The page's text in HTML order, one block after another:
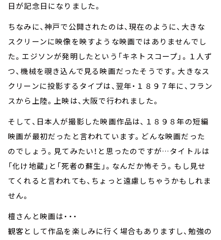
日が記念日になりました。
ちなみに、神戸で公開されたのは、現在のように、大きな
スクリーンに映像を映すような映画ではありませんでし
た。エジソンが発明したという「キネトスコープ」。１人ず
つ、機械を覗き込んで見る映画だったそうです。大きなス
クリーンに投影するタイプは、翌年・１８９７年に、フラン
スから上陸。上映は、大阪で行われました。
そして、日本人が撮影した映画作品は、１８９８年の短編
映画が最初だったと言われています。どんな映画だった
のでしょう。見てみたい！と思ったのですが…タイトルは
「化け地蔵」と「死者の蘇生」。なんだか怖そう。もし見せ
てくれると言われても、ちょっと遠慮しちゃうかもしれま
せん。
檀さんと映画は・・・
観客として作品を楽しみに行く場合もありますし、勉強の